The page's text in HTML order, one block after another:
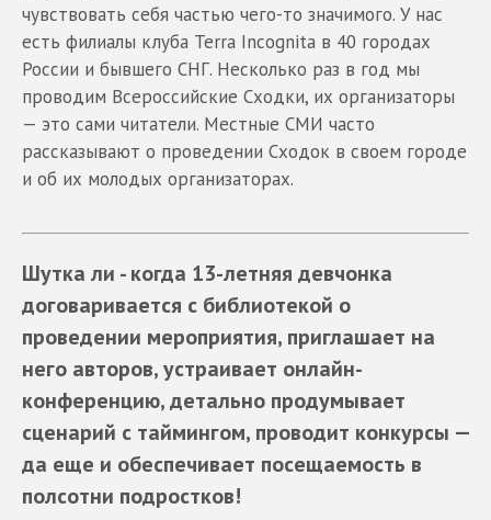
чувствовать себя частью чего-то значимого. У нас
есть филиалы клуба Terra Incognita в 40 городах
России и бывшего СНГ. Несколько раз в год мы
проводим Всероссийские Сходки, их организаторы
— это сами читатели. Местные СМИ часто
рассказывают о проведении Сходок в своем городе
и об их молодых организаторах.
Шутка ли - когда 13-летняя девчонка
договаривается с библиотекой о
проведении мероприятия, приглашает на
него авторов, устраивает онлайн-
конференцию, детально продумывает
сценарий с таймингом, проводит конкурсы —
да еще и обеспечивает посещаемость в
полсотни подростков!